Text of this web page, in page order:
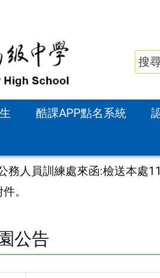
酷課APP點名系統
務人員訓練處來函:檢送本處
。
公告